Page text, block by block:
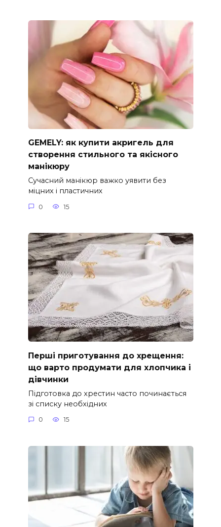
GEMELY: як купити акригель для
створення стильного та якісного
манікюру
Сучасний манікюр важко уявити без
міцних і пластичних
0 15
Перші приготування до хрещення:
що варто продумати для хлопчика і
дівчинки
Підготовка до хрестин часто починається
зі списку необхідних
0 15